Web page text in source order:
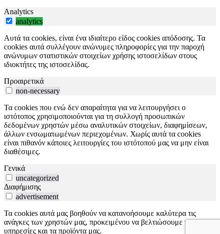
Analytics
analytics
Αυτά τα cookies, είναι ένα ιδιαίτερο είδος cookies απόδοσης. Τα
cookies αυτά συλλέγουν ανώνυμες πληροφορίες για την παροχή
ανώνυμων στατιστικών στοιχείων χρήσης ιστοσελίδων στους
ιδιοκτήτες της ιστοσελίδας.
Προαιρετικά
non-necessary
Τα cookies που ενώ δεν απαραίτητα για να λειτουργήσει ο
ιστότοπος χρησιμοποιούνται για τη συλλογή προσωπικών
δεδομένων χρηστών μέσω αναλυτικών στοιχείων, διαφημίσεων,
άλλων ενσωματωμένων περιεχομένων. Χωρίς αυτά τα cookies
είναι πιθανόν κάποιες λειτουργίες του ιστότοπού μας να μην είναι
διαθέσιμες.
Γενικά
uncategorized
Διαφήμισης
advertisement
Τα cookies αυτά μας βοηθούν να κατανοήσουμε καλύτερα τις
ανάγκες των χρηστών μας, προκειμένου να βελτιώσουμε τις
υπηρεσίες και τα προϊόντα μας.